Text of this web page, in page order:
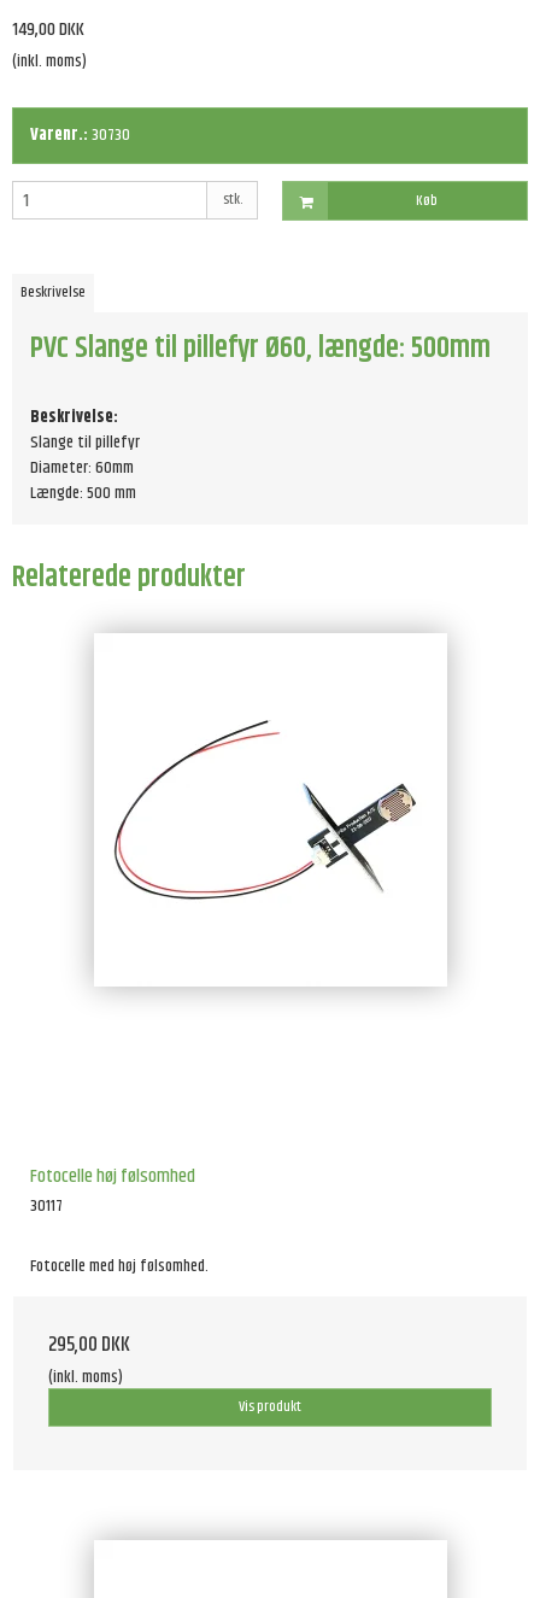
149,00 DKK
(inkl. moms)
Varenr.:30730
stk. Køb
Beskrivelse
PVC Slange til pillefyr Ø60, længde: 500mm
Beskrivelse:
Slange til pillefyr
Diameter: 60mm
Længde: 500 mm
Relaterede produkter
Fotocelle høj følsomhed
30117
Fotocelle med høj følsomhed.
295,00 DKK
(inkl. moms)
Vis produkt